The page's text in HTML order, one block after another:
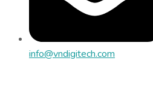
info@vndigitech.com